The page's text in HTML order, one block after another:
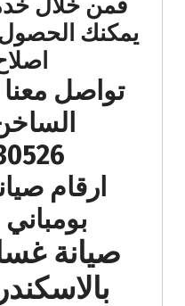
فمن خلال
يمكنك
تواصل
ارقام
صيانة